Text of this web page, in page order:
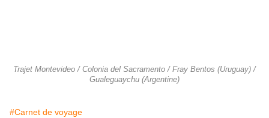
Trajet Montevideo / Colonia del Sacramento / Fray Bentos (Uruguay) /
Gualeguaychu (Argentine)
#Carnet de voyage